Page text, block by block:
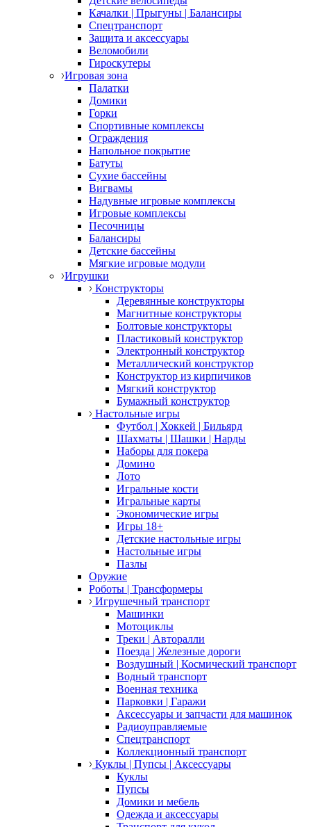
Качалки | Прыгуны | Балансиры
Спецтранспорт
Защита и аксессуары
Веломобили
Гироскутеры
Игровая зона
Палатки
Домики
Горки
Спортивные комплексы
Ограждения
Напольное покрытие
Батуты
Сухие бассейны
Вигвамы
Надувные игровые комплексы
Игровые комплексы
Песочницы
Балансиры
Детские бассейны
Мягкие игровые модули
Игрушки
Конструкторы
Деревянные конструкторы
Магнитные конструкторы
Болтовые конструкторы
Пластиковый конструктор
Электронный конструктор
Металлический конструктор
Конструктор из кирпичиков
Мягкий конструктор
Бумажный конструктор
Настольные игры
Футбол | Хоккей | Бильярд
Шахматы | Шашки | Нарды
Наборы для покера
Домино
Лото
Игральные кости
Игральные карты
Экономические игры
Игры 18+
Детские настольные игры
Настольные игры
Пазлы
Оружие
Роботы | Трансформеры
Игрушечный транспорт
Машинки
Мотоциклы
Треки | Авторалли
Поезда | Железные дороги
Воздушный | Космический транспорт
Водный транспорт
Военная техника
Парковки | Гаражи
Аксессуары и запчасти для машинок
Радиоуправляемые
Спецтранспорт
Коллекционный транспорт
Куклы | Пупсы | Аксессуары
Куклы
Пупсы
Домики и мебель
Одежда и аксессуары